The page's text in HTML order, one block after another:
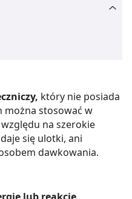
który nie posiada
można stosować w
na szerokie
się ulotki, ani
dawkowania.